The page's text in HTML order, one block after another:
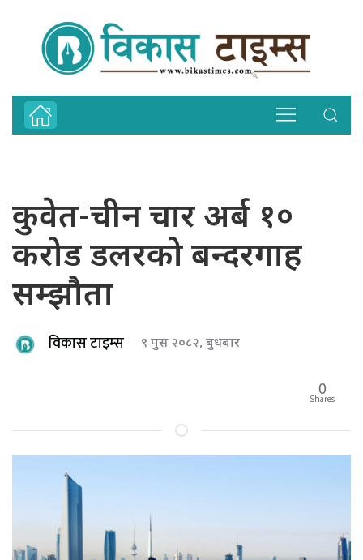
कुवेत-चीन चार अर्ब १०
करोड डलरको बन्दरगाह
सम्झौता
विकास टाइम्स ९ पुस २०८२, बुधबार
0
Shares